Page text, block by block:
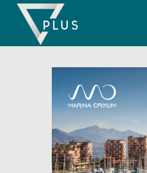
Skip
content